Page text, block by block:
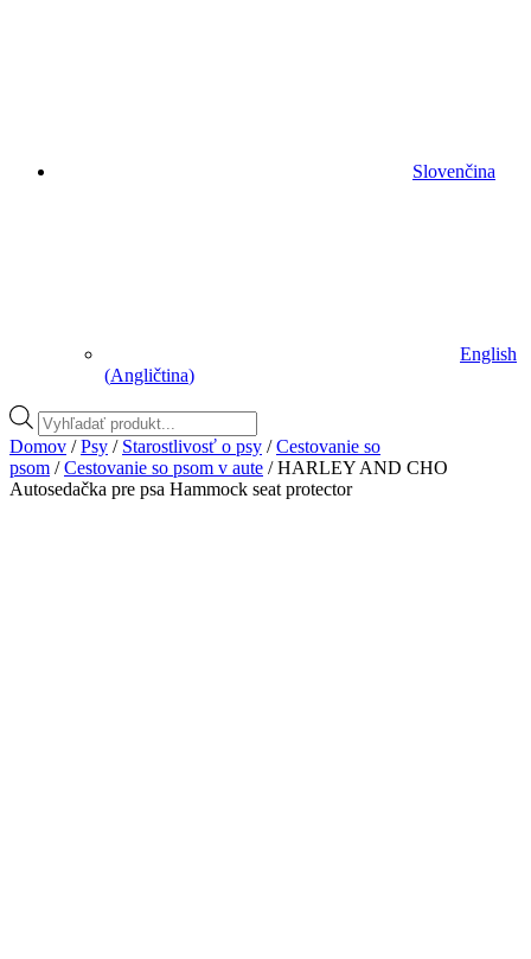
Slovenčina
English
(Angličtina)
Vyhľadávanie
produktov
Domov /Psy / Starostlivosť o psy /Cestovanie so
psom /Cestovanie so psom v aute / HARLEY AND CHO
Autosedačka pre psa Hammock seat protector